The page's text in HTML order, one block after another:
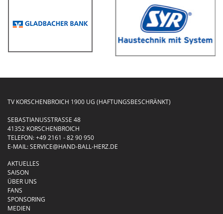
TV KORSCHENBROICH 1900 UG (HAFTUNGSBESCHRÄNKT)
SEBASTIANUSSTRASSE 48
41352 KORSCHENBROICH
TELEFON:+49 2161 - 82 90 950
E-MAIL:SERVICE@HAND-BALL-HERZ.DE
AKTUELLES
SAISON
ÜBER UNS
FANS
SPONSORING
MEDIEN